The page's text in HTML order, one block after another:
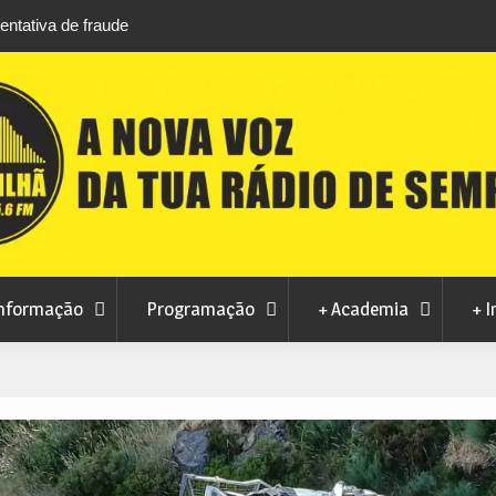
de fraude
do Teixoso
Programação + Academia +